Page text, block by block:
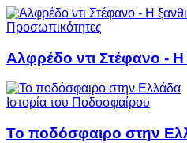
Προσωπικότητες
Αλφρέδο ντι Στέφανο - Η
Ιστορία του Ποδοσφαίρου
Το ποδόσφαιρο στην